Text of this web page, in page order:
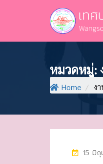
หมวดหมู่:
Home / ง
P15 มิ